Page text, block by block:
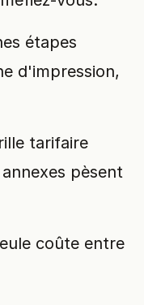
étapes
d'impression,
tarifaire
pèsent
coûte entre